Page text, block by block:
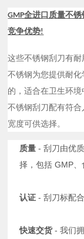
GMP全进口质量不锈
竞争优势!
这些不锈钢刮刀有耐
不锈钢为您提供耐
的，适合在卫生环境
不锈钢刮刀配有符
宽度可供选择。
质量 - 刮刀由优
择，包括 GMP
认证 - 刮刀标配
快速交货- 我们